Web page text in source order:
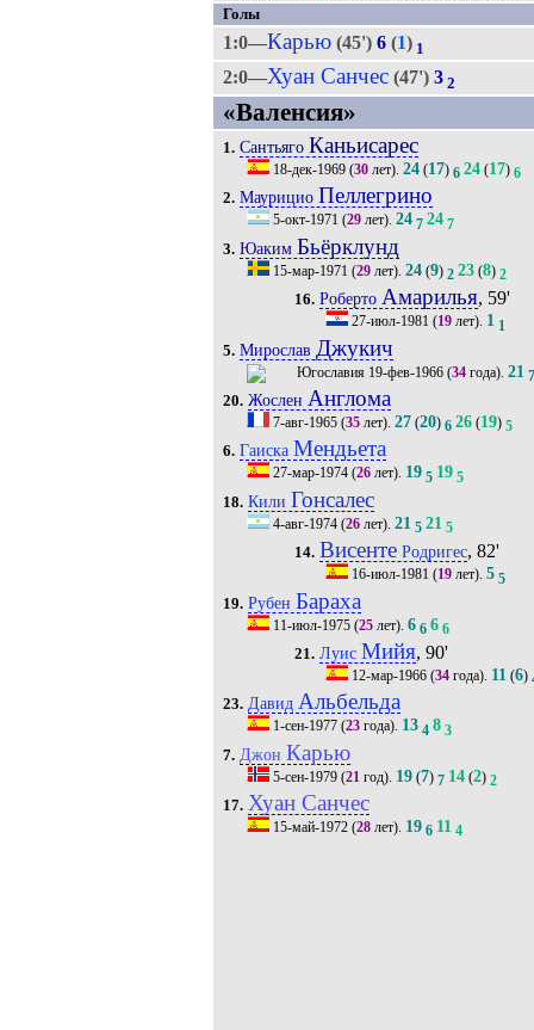
Голы
1:0—Карью(45') 6(1) 1
2:0—Хуан Санчес(47') 3 2
«Валенсия»
1. Сантьяго Каньисарес
18-дек-1969(30лет). 24(17) 6 24(17) 6
2. Маурицио Пеллегрино
5-окт-1971 (29лет). 24 7 24 7
3. Юаким Бьёрклунд
15-мар-1971 (29лет). 24(9) 2 23(8) 2
16. Роберто Амарилья, 59'
27-июл-1981 (19 лет). 1 1
5. Мирослав Джукич
19-фев-1966 (34 года).21
20. Жослен Англома
7-авг-1965(35лет). 27(20) 6 26(19) 5
6. Гаиска Мендьета
27-мар-1974(26лет). 19 5 19 5
18. Кили Гонсалес
4-авг-1974(26лет). 21 5 21 5
14. ВисентеРодригес, 82'
16-июл-1981 (19 лет).5 5
19. Рубен Бараха
11-июл-1975(25лет). 6 6 6 6
21. Луис Мийя, 90'
12-мар-1966 (34 года). 11 (6)
23. Давид Альбельда
1-сен-1977(23года). 13 4 8 3
7. Джон Карью
5-сен-1979(21 год). 19(7) 7 14(2) 2
17. Хуан Санчес
15-май-1972(28лет). 19 6 11 4